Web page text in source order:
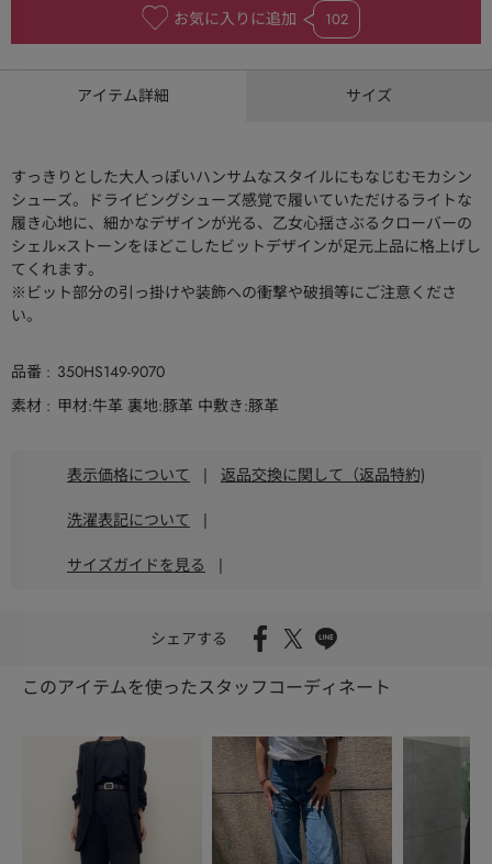
お気に入りに追加 102
アイテム詳細 サイズ
すっきりとした大人っぽいハンサムなスタイルにもなじむモカシン
シューズ。ドライビングシューズ感覚で履いていただけるライトな
履き心地に、細かなデザインが光る、乙女心揺さぶるクローバーの
シェル×ストーンをほどこしたビットデザインが足元上品に格上げし
てくれます。
※ビット部分の引っ掛けや装飾への衝撃や破損等にご注意くださ
い。
品番
350HS149-9070
素材
甲材:牛革 裏地:豚革 中敷き:豚革
表示価格について | 返品交換に関して（返品特約)
洗濯表記について |
サイズガイドを見る |
シェアする
このアイテムを使ったスタッフコーディネート